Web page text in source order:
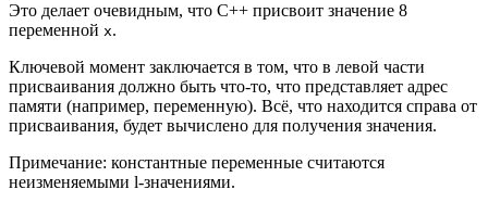
Это делает очевидным, что C++ присвоит значение 8
переменной x.
Ключевой момент заключается в том, что в левой части
присваивания должно быть что-то, что представляет адрес
памяти (например, переменную). Всё, что находится справа от
присваивания, будет вычислено для получения значения.
Примечание: константные переменные считаются
неизменяемыми l-значениями.